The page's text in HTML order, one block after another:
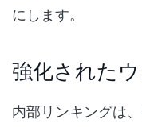
にします。
強化された
内部リンキングは